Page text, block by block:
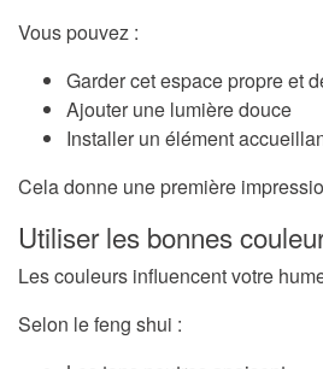
Vous pouvez :
Garder cet espace propre et
Ajouter une lumière douce
Installer un élément
Cela donne une première
Utiliser les bonnes
Les couleurs influencent votre
Selon le feng shui :